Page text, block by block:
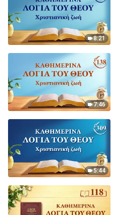
8:21
7:46
5:44